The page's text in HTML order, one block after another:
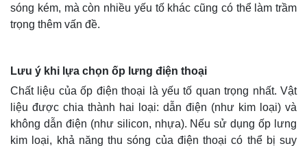
sóng kém, mà còn nhiều yếu tố khác cũng có thể làm trầm
trọng thêm vấn đề.
Lưu ý khi lựa chọn ốp lưng điện thoại
Chất liệu của ốp điện thoại là yếu tố quan trọng nhất. Vật
liệu được chia thành hai loại: dẫn điện (như kim loại) và
không dẫn điện (như silicon, nhựa). Nếu sử dụng ốp lưng
kim loại, khả năng thu sóng của điện thoại có thể bị suy